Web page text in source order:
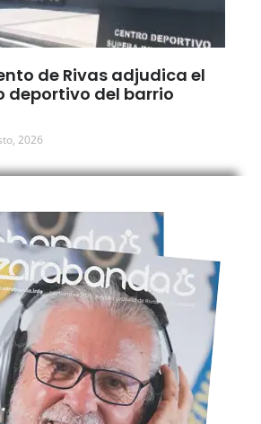
de Rivas adjudica el
deportivo del barrio
2026